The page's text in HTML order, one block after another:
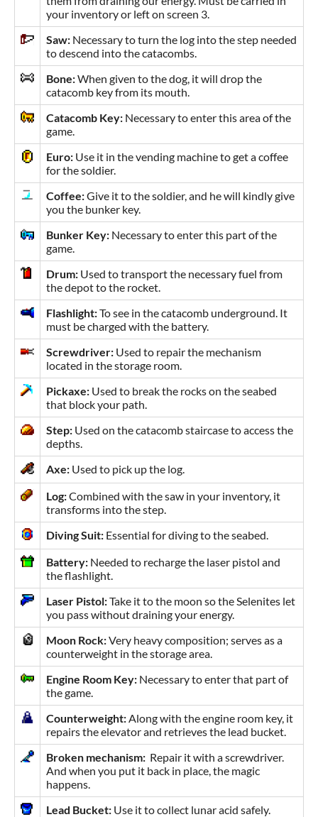
your inventory or left on screen 3.
Saw: Necessary to turn the log into the step needed
to descend into the catacombs.
Bone:When given to the dog, it will drop the
catacomb key from its mouth.
Catacomb Key: Necessary to enter this area of the
game.
Euro: Use it in the vending machine to get a coffee
for the soldier.
Coffee:Give it to the soldier, and he will kindly give
you the bunker key.
Bunker Key: Necessary to enter this part of the
game.
Drum: Used to transport the necessary fuel from
the depot to the rocket.
Flashlight:To see in the catacomb underground. It
must be charged with the battery.
Screwdriver: Used to repair the mechanism
located in the storage room.
Pickaxe: Used to break the rocks on the seabed
that block your path.
Step: Used on the catacomb staircase to access the
depths.
Axe: Used to pick up the log.
Log:Combined with the saw in your inventory, it
transforms into the step.
Diving Suit: Essential for diving to the seabed.
Battery: Needed to recharge the laser pistol and
the flashlight.
Laser Pistol:Take it to the moon so the Selenites let
you pass without draining your energy.
Moon Rock:Very heavy composition; serves as a
counterweight in the storage area.
Engine Room Key: Necessary to enter that part of
the game.
Counterweight: Along with the engine room key, it
repairs the elevator and retrieves the lead bucket.
Broken mechanism: Repair it with a screwdriver.
And when you put it back in place, the magic
happens.
Lead Bucket: Use it to collect lunar acid safely.